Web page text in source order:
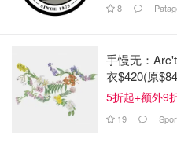
King Size的5A级蚕丝
作为她家的明星产品，蚕丝
到King Size，可把我惊喜
被子了哈哈哈！另外就是，
8
手慢无：
衣$420(原
5折起+额外9
19